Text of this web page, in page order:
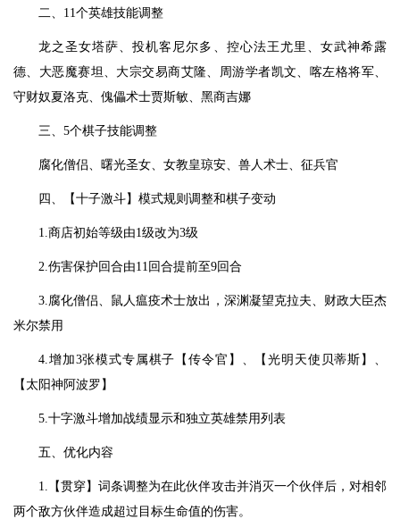
二、11个英雄技能调整
龙之圣女塔萨、投机客尼尔多、控心法王尤里、女武神希露
德、大恶魔赛坦、大宗交易商艾隆、周游学者凯文、喀左格将军、
守财奴夏洛克、傀儡术士贾斯敏、黑商吉娜
三、5个棋子技能调整
腐化僧侣、曙光圣女、女教皇琼安、兽人术士、征兵官
四、【十子激斗】模式规则调整和棋子变动
1.商店初始等级由1级改为3级
2.伤害保护回合由11回合提前至9回合
3.腐化僧侣、鼠人瘟疫术士放出，深渊凝望克拉夫、财政大臣杰
米尔禁用
4.增加3张模式专属棋子【传令官】、【光明天使贝蒂斯】、
【太阳神阿波罗】
5.十字激斗增加战绩显示和独立英雄禁用列表
五、优化内容
1.【贯穿】词条调整为在此伙伴攻击并消灭一个伙伴后，对相邻
两个敌方伙伴造成超过目标生命值的伤害。